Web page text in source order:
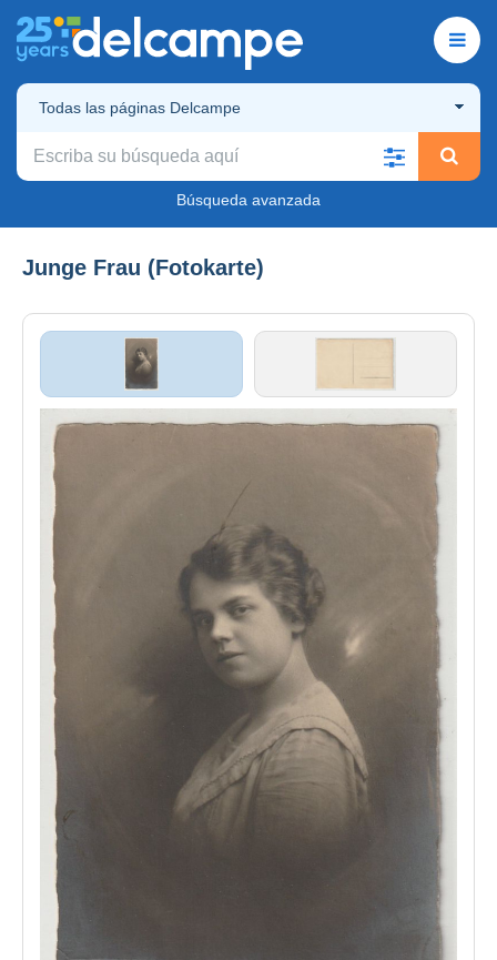
Todas las páginas Delcampe
Búsqueda avanzada
Junge Frau (Fotokarte)